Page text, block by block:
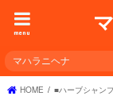
menu
マハラニヘナ
HOME ■ハーブシャン